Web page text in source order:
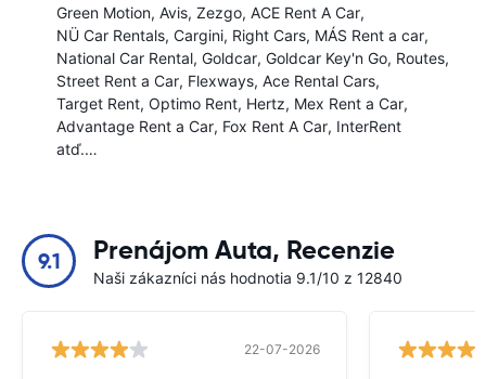
Green Motion Avis Zezgo ACE Rent A Car
NÜ Car Rentals Cargini Right Cars MÁS Rent a car
National Car Rental Goldcar Goldcar Key'n Go Routes
Street Rent a Car Flexways Ace Rental Cars
Target Rent Optimo Rent Hertz Mex Rent a Car
Advantage Rent a Car Fox Rent A Car InterRent
atď.…
9.1 Prenájom Auta, Recenzie
Naši zákazníci nás hodnotia 9.1/10 z 12840
22-07-2026